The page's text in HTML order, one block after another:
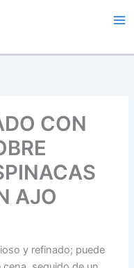
CON
AJO
y refinado; puede